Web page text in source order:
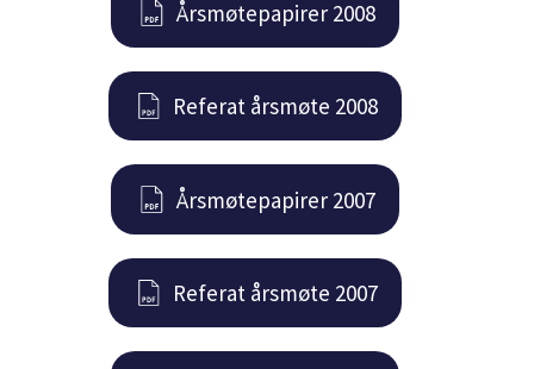
Årsmøtepapirer 2008
Referat årsmøte 2008
Årsmøtepapirer 2007
Referat årsmøte 2007